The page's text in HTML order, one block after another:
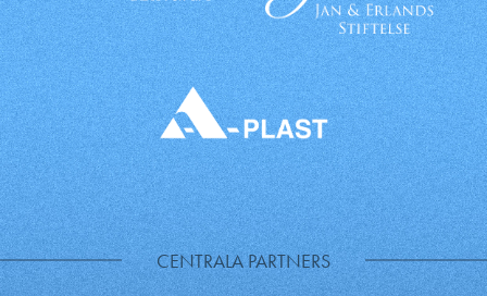
CENTRALA PARTNERS